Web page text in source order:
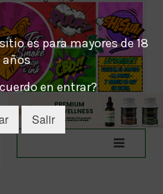
es para mayores de 18
años
en entrar?
Salir